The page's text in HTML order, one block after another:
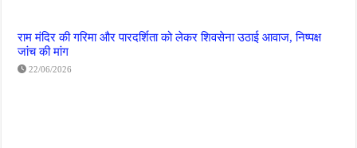
राम मंदिर की गरिमा और पारदर्शिता को लेकर शिवसेना उठाई आवाज, निष्पक्ष
जांच की मांग
22/06/2026